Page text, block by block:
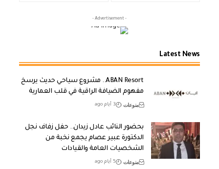
- Advertisement -
Latest News
ABAN Resort.. مشروع سياحي حديث يرسخ
مفهوم الضيافة الراقية في قلب العمارية
منوعات 3 أيام ago
بحضور النائب عادل زيدان.. حفل زفاف نجل
الدكتورة عبير عصام يجمع نخبة من
الشخصيات العامة والقيادات
منوعات 5 أيام ago